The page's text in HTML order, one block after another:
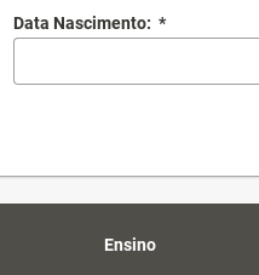
Data Nascimento: *
Ensino